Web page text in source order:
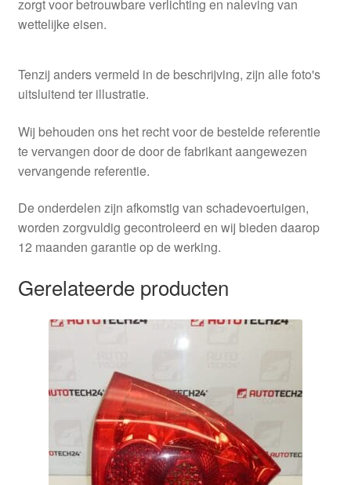
zorgt voor betrouwbare verlichting en naleving van
wettelijke eisen.
Tenzij anders vermeld in de beschrijving, zijn alle foto's
uitsluitend ter illustratie.
Wij behouden ons het recht voor de bestelde referentie
te vervangen door de door de fabrikant aangewezen
vervangende referentie.
De onderdelen zijn afkomstig van schadevoertuigen,
worden zorgvuldig gecontroleerd en wij bieden daarop
12 maanden garantie op de werking.
Gerelateerde producten